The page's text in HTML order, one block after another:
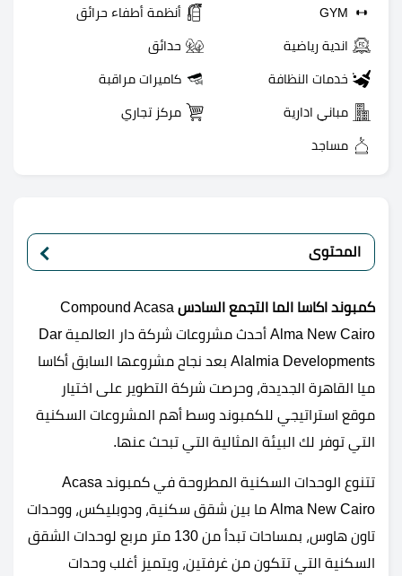
GYM أنظمة أطفاء حرائق
اندية رياضية حدائق
خدمات النظافة كاميرات مراقبة
مباني ادارية مركز تجاري
مساجد
المحتوى
كمبوند اكاسا الما التجمع السادس Compound Acasa
Alma New Cairo أحدث مشروعات شركة دار العالمية Dar
Alalmia Developments بعد نجاح مشروعها السابق أكاسا
ميا القاهرة الجديدة، وحرصت شركة التطوير على اختيار
موقع استراتيجي للكمبوند وسط أهم المشروعات السكنية
التي توفر لك البيئة المثالية التي تبحث عنها.
تتنوع الوحدات السكنية المطروحة في كمبوند Acasa
Alma New Cairo ما بين شقق سكنية، ودوبليكس، ووحدات
تاون هاوس، بمساحات تبدأ من 130 متر مربع لوحدات الشقق
السكنية التي تتكون من غرفتين، ويتميز أغلب وحدات